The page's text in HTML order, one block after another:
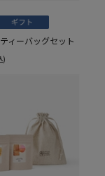
ィーバッグセット
)